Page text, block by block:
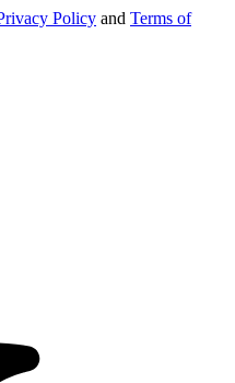
Policy and Terms of